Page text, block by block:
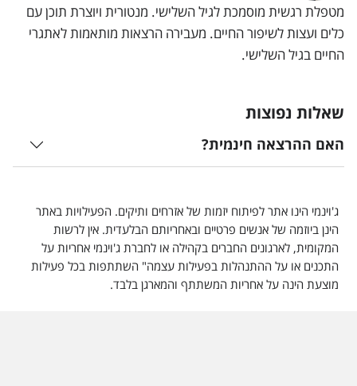
מטפלת רגשית מוסמכת לגיל השלישי. מנטורית ויוצרת תוכן עם
כלים ועצות לשיפור החיים. מעבירה הרצאות מותאמות לאתגרי
החיים בגיל השלישי.
שאלות נפוצות
האם ההרצאה חינמית?
ג'וינמי הינו אתר לפיתוח יזמות של אזרחים ותיקים. הפעילויות באתר
הינן ביוזמה של אנשים פרטיים ובאחריותם הבלעדית. אין לרשות
המקומית, לארגונים החברים בקהילה או לחברת ג'וינמי אחריות על
התכנים או על ההתנהלות בפעילות עצמה" השתתפות בכל פעילות
מוצעת הינה על אחריות המשתתף והמארגן בלבד.